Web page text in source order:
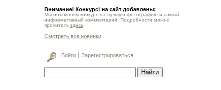
Внимание! Конкурс! на сайт добавлены:
Мы объявляем конкурс на лучшую фотографию и самый
информативный комментарий! Подробности можно
прочитать здесь
Смотреть все новинки
Войти Зарегистрироваться